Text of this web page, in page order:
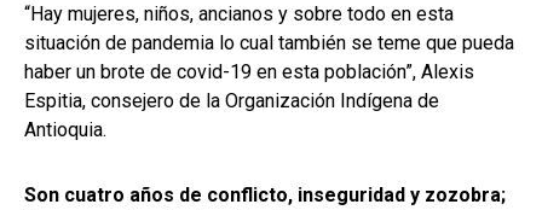
“Hay mujeres, niños, ancianos y sobre todo en esta
situación de pandemia lo cual también se teme que pueda
haber un brote de covid-19 en esta población”, Alexis
Espitia, consejero de la Organización Indígena de
Antioquia.
Son cuatro años de conflicto, inseguridad y zozobra;